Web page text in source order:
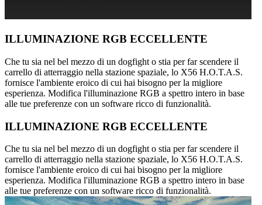
ILLUMINAZIONE RGB ECCELLENTE
Che tu sia nel bel mezzo di un dogfight o stia per far scendere il
carrello di atterraggio nella stazione spaziale, lo X56 H.O.T.A.S.
fornisce l'ambiente eroico di cui hai bisogno per la migliore
esperienza. Modifica l'illuminazione RGB a spettro intero in base
alle tue preferenze con un software ricco di funzionalità.
ILLUMINAZIONE RGB ECCELLENTE
Che tu sia nel bel mezzo di un dogfight o stia per far scendere il
carrello di atterraggio nella stazione spaziale, lo X56 H.O.T.A.S.
fornisce l'ambiente eroico di cui hai bisogno per la migliore
esperienza. Modifica l'illuminazione RGB a spettro intero in base
alle tue preferenze con un software ricco di funzionalità.